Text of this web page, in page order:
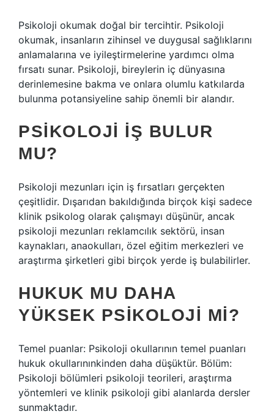
Psikoloji okumak doğal bir tercihtir. Psikoloji
okumak, insanların zihinsel ve duygusal sağlıklarını
anlamalarına ve iyileştirmelerine yardımcı olma
fırsatı sunar. Psikoloji, bireylerin iç dünyasına
derinlemesine bakma ve onlara olumlu katkılarda
bulunma potansiyeline sahip önemli bir alandır.
PSIKOLOJI IŞ BULUR
MU?
Psikoloji mezunları için iş fırsatları gerçekten
çeşitlidir. Dışarıdan bakıldığında birçok kişi sadece
klinik psikolog olarak çalışmayı düşünür, ancak
psikoloji mezunları reklamcılık sektörü, insan
kaynakları, anaokulları, özel eğitim merkezleri ve
araştırma şirketleri gibi birçok yerde iş bulabilirler.
HUKUK MU DAHA
YÜKSEK PSIKOLOJI MI?
Temel puanlar: Psikoloji okullarının temel puanları
hukuk okullarınınkinden daha düşüktür. Bölüm:
Psikoloji bölümleri psikoloji teorileri, araştırma
yöntemleri ve klinik psikoloji gibi alanlarda dersler
sunmaktadır.